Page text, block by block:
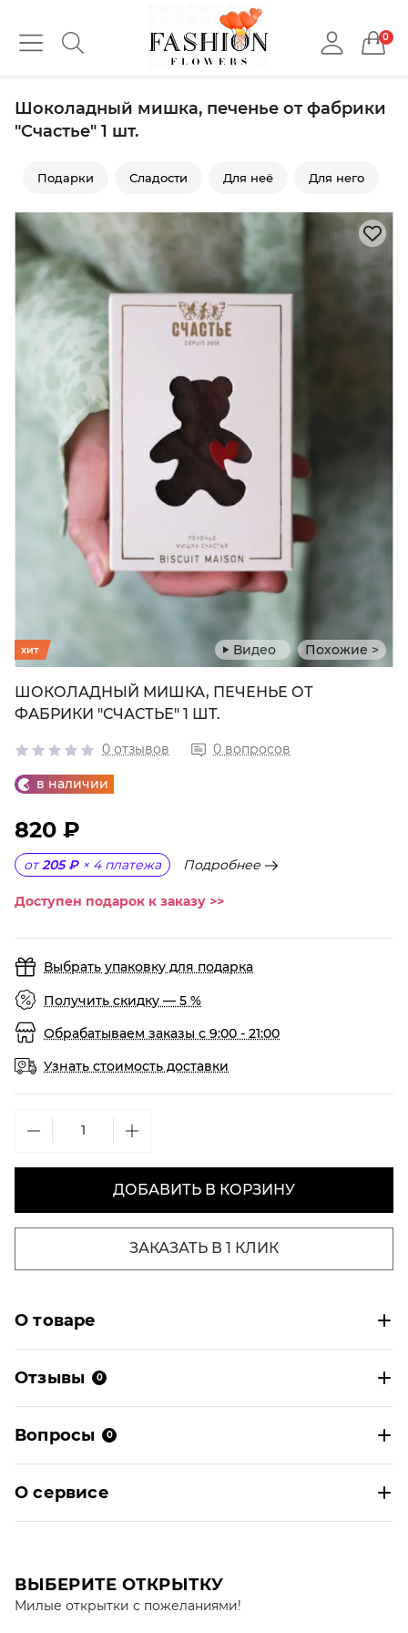
0
Шоколадный мишка, печенье от фабрики
"Счастье" 1 шт.
Подарки Сладости Для неё Для него
Видео Похожие >
хит
ШОКОЛАДНЫЙ МИШКА, ПЕЧЕНЬЕ ОТ
ФАБРИКИ "СЧАСТЬЕ" 1 ШТ.
0 отзывов 0 вопросов
в наличии
820 ₽
от 205 ₽ × 4 платежа Подробнее
Доступен подарок к заказу >>
Выбрать упаковку для подарка
Получить скидку — 5 %
Обрабатываем заказы с 9:00 - 21:00
Узнать стоимость доставки
ДОБАВИТЬ В КОРЗИНУ
ЗАКАЗАТЬ В 1 КЛИК
О товаре
Отзывы 0
Вопросы 0
О сервисе
ВЫБЕРИТЕ ОТКРЫТКУ
Милые открытки с пожеланиями!